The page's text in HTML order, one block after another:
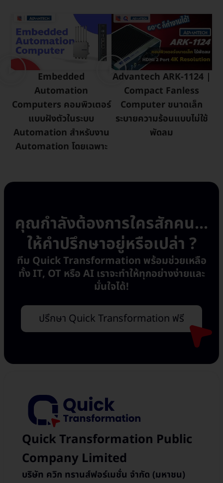
Embedded
Automation
Computers คอมพิวเตอร์
แบบฝังตัวในระบบ
Automation สำหรับงาน
Automation โดยเฉพาะ
Advantech ARK-1124 |
Compact Fanless
Computer ขนาดเล็ก
ระบายความร้อนแบบไม่ใช้
พัดลม
คุณกำลังต้องการใครสักคน...
ให้คำปรึกษาอยู่หรือเปล่า ?
ทีม Quick Transformation พร้อมช่วยเหลือ
ทั้ง IT, OT หรือ AI เราจะทำให้ทุกอย่างง่ายและ
มั่นใจได้!
ปรึกษา Quick Transformation ฟรี
Quick Transformation Public
Company Limited
บริษัท ควิก ทรานส์ฟอร์เมชั่น จำกัด (มหาชน)